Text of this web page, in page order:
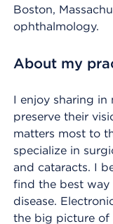
Boston,
ophthalmology.
About my
I enjoy sharing in
preserve their
matters most to
specialize in
and cataracts. I
find the best
disease.
the big picture of